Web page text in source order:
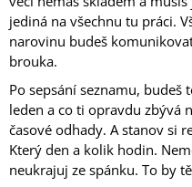
jediná na všechnu tu práci.
narovinu budeš
brouka.
Po sepsání seznamu, budeš
leden a co ti opravdu zbývá
časové odhady. A stanov si
Který den a kolik hodin.
neukrajuj ze spánku. To by
HEDVÁBÍ
POŠITÉHO
MALINOVOU
KRAJKOU
29
900
Kč